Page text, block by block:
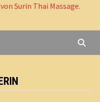
Surin Thai Massage.